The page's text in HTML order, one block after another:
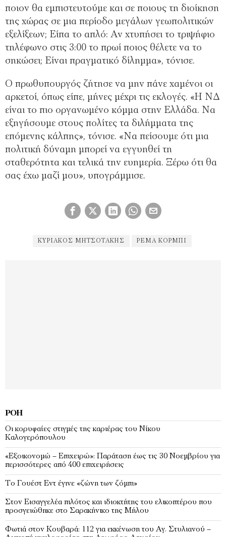
ποιον θα εμπιστευτούμε και σε ποιους τη διοίκηση
της χώρας σε μια περίοδο μεγάλων γεωπολιτικών
εξελίξεων; Είπα το απλό: Αν χτυπήσει το τριψήφιο
τηλέφωνο στις 3:00 το πρωί ποιος θέλετε να το
σηκώσει; Είναι πραγματικό δίλημμα», τόνισε.
Ο πρωθυπουργός ζήτησε να μην πάνε χαμένοι οι
αρκετοί, όπως είπε, μήνες μέχρι τις εκλογές. «Η ΝΔ
είναι το πιο οργανωμένο κόμμα στην Ελλάδα. Να
εξηγήσουμε στους πολίτες τα διλήμματα της
επόμενης κάλπης», τόνισε. «Να πείσουμε ότι μια
πολιτική δύναμη μπορεί να εγγυηθεί τη
σταθερότητα και τελικά την ευημερία. Ξέρω ότι θα
σας έχω μαζί μου», υπογράμμισε.
ΚΥΡΙΆΚΟΣ ΜΗΤΣΟΤΆΚΗΣ ΡΈΜΑ ΚΌΡΜΠΙ
ΡΟΉ
Οι κορυφαίες στιγμές της καριέρας του Νίκου
Καλογερόπουλου
«Εξοικονομώ – Επιχειρώ»: Παράταση έως τις 30 Νοεμβρίου για
περισσότερες από 400 επιχειρήσεις
Το Γουέστ Εντ έγινε «ζώνη των ζόμπι»
Στον Εισαγγελέα πιλότος και ιδιοκτήτης του ελικοπτέρου που
προσγειώθηκε στο Σαρακήνικο της Μήλου
Φωτιά στον Κουβαρά: 112 για εκκένωση του Αγ. Στυλιανού –